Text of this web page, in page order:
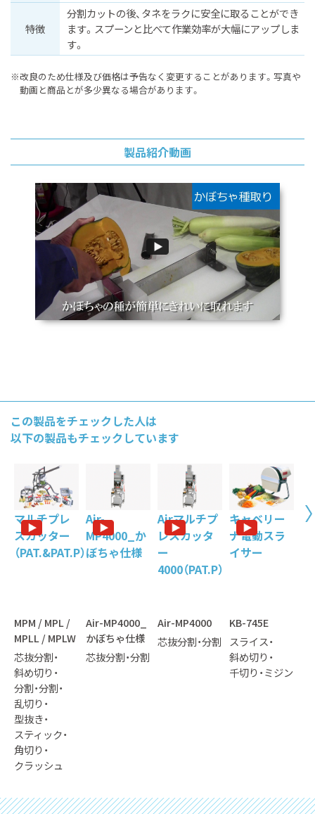
特徴
分割カットの後、タネをラクに安全に取ることができ
ます。スプーンと比べて作業効率が大幅にアップしま
す。
※改良のため仕様及び価格は予告なく変更することがあります。 写真や
動画と商品とが多少異なる場合があります。
製品紹介動画
この製品をチェックした人は
以下の製品もチェックしています
マルチプレ
スカッター
（PAT.&PAT.P）
MPM / MPL /
MPLL / MPLW
芯抜分割
斜め切り
分割 分割
乱切り
型抜き
スティック
角切り
クラッシュ
Air-
MP4000_か
ぼちゃ仕様
Air-MP4000_
かぼちゃ仕様
芯抜分割 分割
Airマルチプ
レスカッタ
ー
4000（PAT.P）
Air-MP4000
芯抜分割 分割
キャベリー
ナ電動スラ
イサー
KB-745E
スライス
斜め切り
千切り ミジン